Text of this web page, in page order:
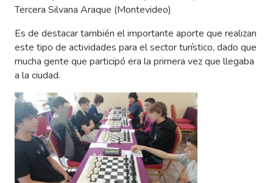
Tercera Silvana Araque (Montevideo)
Es de destacar también el importante aporte que realizan
este tipo de actividades para el sector turístico, dado que
mucha gente que participó era la primera vez que llegaba
a la ciudad.